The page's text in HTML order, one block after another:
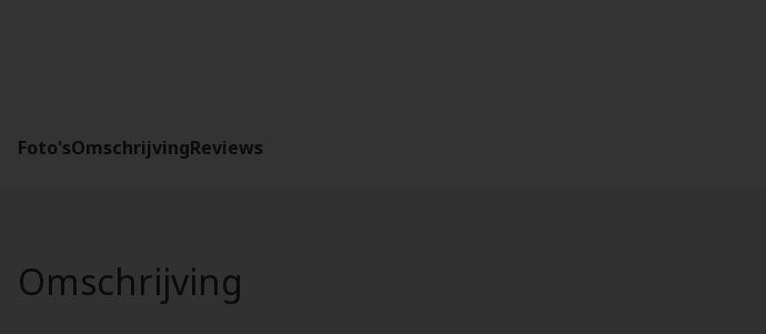
Foto'sOmschrijvingReviews
Omschrijving